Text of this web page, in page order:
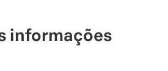
informações